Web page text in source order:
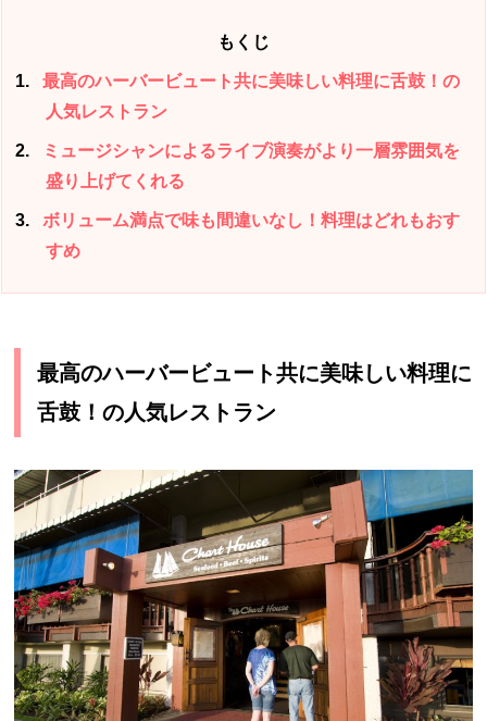
もくじ
1
最高のハーバービュート共に美味しい料理に舌鼓！の
人気レストラン
2
ミュージシャンによるライブ演奏がより一層雰囲気を
盛り上げてくれる
3
ボリューム満点で味も間違いなし！料理はどれもおす
すめ
最高のハーバービュート共に美味しい料理に
舌鼓！の人気レストラン